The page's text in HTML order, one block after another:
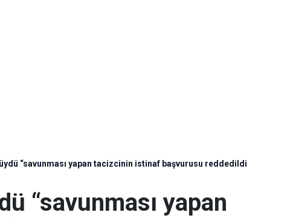
“savunması yapan tacizcinin istinaf başvurusu reddedildi
“savunması yapan